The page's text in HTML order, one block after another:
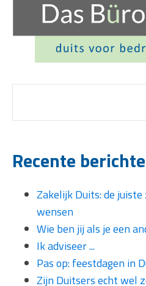
Recente
Zakelijk Duits: de
wensen
Wie ben jij als je een
Ik adviseer ...
Pas op: feestdagen in
Zijn Duitsers echt wel